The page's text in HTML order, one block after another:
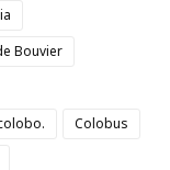
Bouvier
Colobus